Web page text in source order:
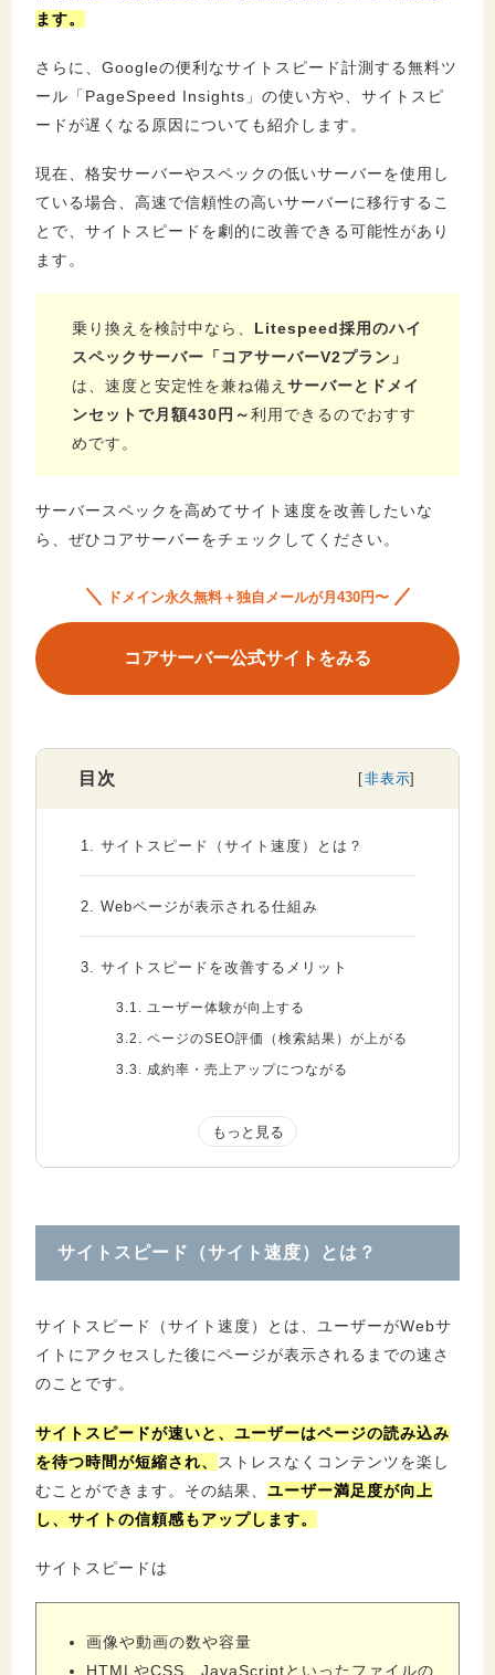
ます。
さらに、Googleの便利なサイトスピード計測する無料ツ
ール「PageSpeed Insights」の使い方や、サイトスピ
ードが遅くなる原因についても紹介します。
現在、格安サーバーやスペックの低いサーバーを使用し
ている場合、高速で信頼性の高いサーバーに移行するこ
とで、サイトスピードを劇的に改善できる可能性があり
ます。
乗り換えを検討中なら、 Litespeed採用のハイ
スペックサーバー「コアサーバーV2プラン」
は、速度と安定性を兼ね備えサーバーとドメイ
ンセットで月額430円～利用できるのでおすす
めです。
サーバースペックを高めてサイト速度を改善したいな
ら、ぜひコアサーバーをチェックしてください。
ドメイン永久無料＋独自メールが月430円〜
コアサーバー公式サイトをみる
目次
1. サイトスピード（サイト速度）とは？
2. Webページが表示される仕組み
3. サイトスピードを改善するメリット
3.1. ユーザー体験が向上する
3.2. ページのSEO評価（検索結果）が上がる
3.3. 成約率・売上アップにつながる
サイトスピードが遅くなる３つの原因
4.3.レンタルサーバーのスペックがサイトと
5.サイトスピードを改善する方法５選
5.2.HTML・CSS・JavaScriptファイルを最
適化する
5.3.ブラウザキャッシュを活用する
5.4.画像の遅延読み込みを行う
ーを利用する
6.サイトスピードを測定できるツール３選
サイトスピード（サイト速度）とは？
サイトスピード（サイト速度）とは、ユーザーがWebサ
イトにアクセスした後にページが表示されるまでの速さ
のことです。
サイトスピードが速いと、ユーザーはページの読み込み
を待つ時間が短縮され、
ストレスなくコンテンツを楽し
むことができます。その結果、 ユーザー満足度が向上
し、サイトの信頼感もアップします。
サイトスピードは
画像や動画の数や容量
HTMLやCSS、JavaScriptといったファイルの